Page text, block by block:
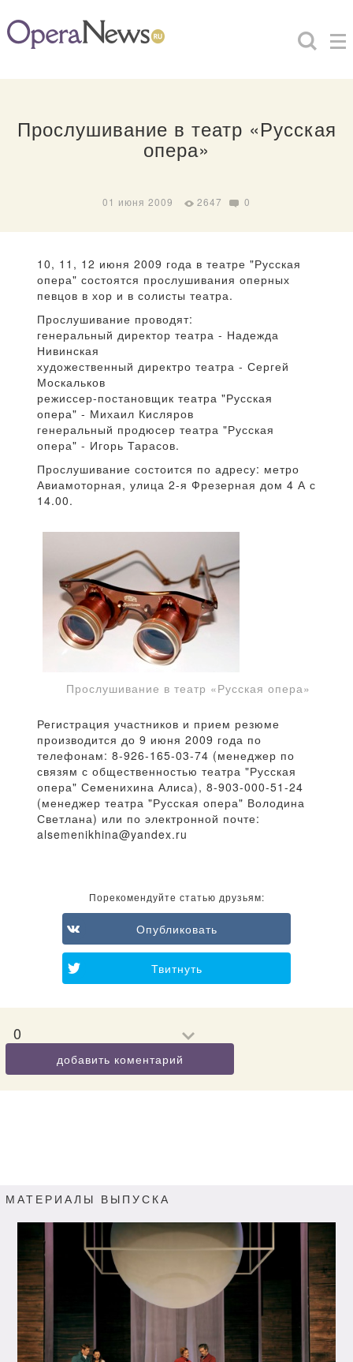
Прослушивание в театр «Русская
опера»
01 июня 2009 2647 0
10, 11, 12 июня 2009 года в театре "Русская
опера" состоятся прослушивания оперных
певцов в хор и в солисты театра.
Прослушивание проводят:
генеральный директор театра - Надежда
Нивинская
художественный директро театра - Сергей
Москальков
режиссер-постановщик театра "Русская
опера" - Михаил Кисляров
генеральный продюсер театра "Русская
опера" - Игорь Тарасов.
Прослушивание состоится по адресу: метро
Авиамоторная, улица 2-я Фрезерная дом 4 А с
14.00.
Прослушивание в театр «Русская опера»
Регистрация участников и прием резюме
производится до 9 июня 2009 года по
телефонам: 8-926-165-03-74 (менеджер по
связям с общественностью театра "Русская
опера" Семенихина Алиса), 8-903-000-51-24
(менеджер театра "Русская опера" Володина
Светлана) или по электронной почте:
alsemenikhina@yandex.ru
Порекомендуйте статью друзьям:
Опубликовать
Твитнуть
0
добавить коментарий
МАТЕРИАЛЫ ВЫПУСКА